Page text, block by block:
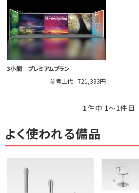
3小間 プレミアムプラン
参考上代
721,333円
1件中 1〜1件目
よく使われる備品